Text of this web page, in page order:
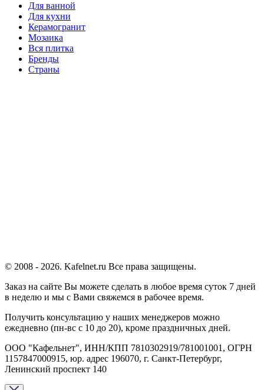
Для ванной
Для кухни
Керамогранит
Мозаика
Вся плитка
Бренды
Страны
© 2008 - 2026. Kafelnet.ru Все права защищены.
Заказ на сайте Вы можете сделать в любое время суток 7 дней
в неделю и мы с Вами свяжемся в рабочее время.
Получить консультацию у наших менеджеров можно
ежедневно (пн-вс с 10 до 20), кроме праздничных дней.
ООО "Кафельнет", ИНН/КПП 7810302919/781001001, ОГРН
1157847000915, юр. адрес 196070, г. Санкт-Петербург,
Ленинский проспект 140